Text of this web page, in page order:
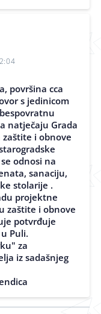
površina cca
s jedinicom
natječaju Grada
zaštite i obnove
odnosi na
sanaciju,
stolarije .
projektne
zaštite i obnove
potvrđuje
Puli.
za
iz sadašnjeg